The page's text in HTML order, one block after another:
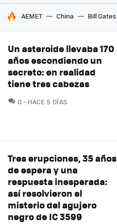
HOY SE HABLA DE
AEMET China Bill Gates
Un asteroide llevaba 170
años escondiendo un
secreto: en realidad
tiene tres cabezas
0 COMENTARIOS
HACE 5 DÍAS
Tres erupciones, 35 años
de espera y una
respuesta inesperada:
así resolvieron el
misterio del agujero
negro de IC 3599